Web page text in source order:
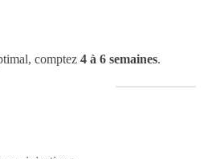
comptez 4 à 6 semaines.